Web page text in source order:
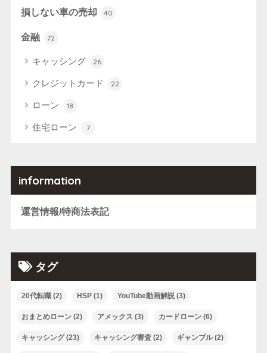
損しない車の売却 40
金融 72
キャッシング 26
クレジットカード 22
ローン 18
住宅ローン 7
information
運営情報/特商法表記
タグ
20代転職(2) HSP(1) YouTube動画解説(3)
おまとめローン(2) アメックス (3) カードローン(6)
キャッシング(23) キャッシング審査(2) ギャンブル(2)